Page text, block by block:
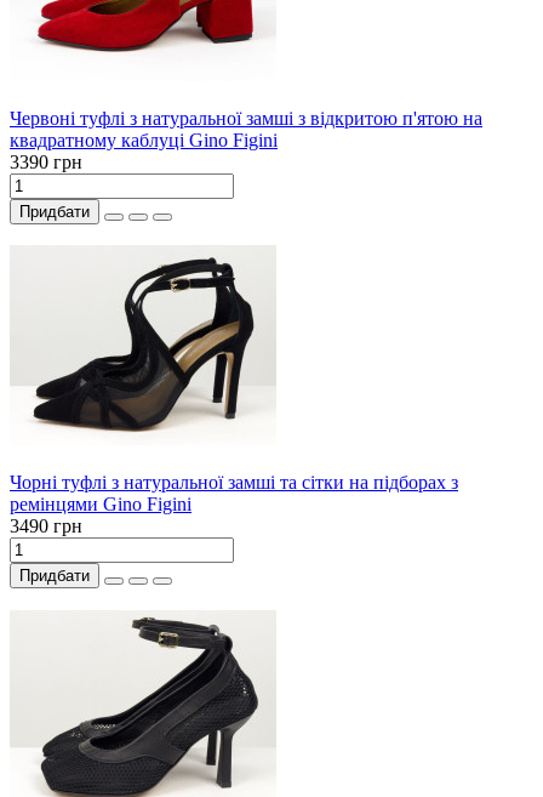
Червоні туфлі з натуральної замші з відкритою п'ятою на
квадратному каблуці Gino Figini
3390 грн
Придбати
Чорні туфлі з натуральної замші та сітки на підборах з
ремінцями Gino Figini
3490 грн
Придбати